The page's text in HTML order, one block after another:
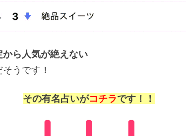
ら人気が絶えない
うです！
その有名占いがコチラです！！